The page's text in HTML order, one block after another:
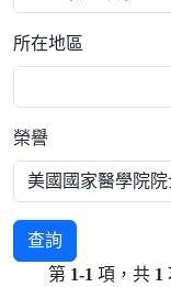
所在地區
榮譽
查詢
第 1-1 項，共 1